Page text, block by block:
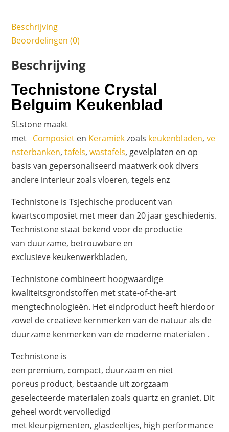
Beschrijving
Beoordelingen (0)
Beschrijving
Technistone Crystal
Belguim Keukenblad
SLstone maakt
met Composiet en Keramiekzoals keukenbladen,ve
nsterbanken,tafels,wastafels, gevelplaten en op
basis van gepersonaliseerd maatwerk ook divers
andere interieur zoals vloeren, tegels enz
Technistone is Tsjechische producent van
kwartscomposiet met meer dan 20 jaar geschiedenis.
Technistone staat bekend voor de productie
van duurzame, betrouwbare en
exclusieve keukenwerkbladen,
Technistone combineert hoogwaardige
kwaliteitsgrondstoffen met state-of-the-art
mengtechnologieën. Het eindproduct heeft hierdoor
zowel de creatieve kernmerken van de natuur als de
duurzame kenmerken van de moderne materialen .
Technistone is
een premium, compact, duurzaam en niet
poreus product, bestaande uit zorgzaam
geselecteerde materialen zoals quartz en graniet. Dit
geheel wordt vervolledigd
met kleurpigmenten, glasdeeltjes, high performance